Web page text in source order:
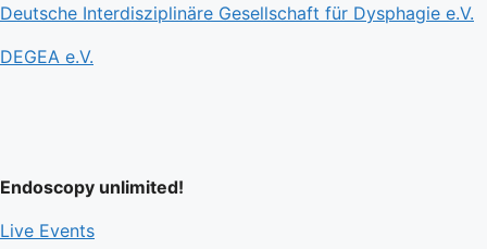
Deutsche Interdisziplinäre Gesellschaft für Dysphagie e.V.
DEGEA e.V.
Endoscopy unlimited!
Live Events